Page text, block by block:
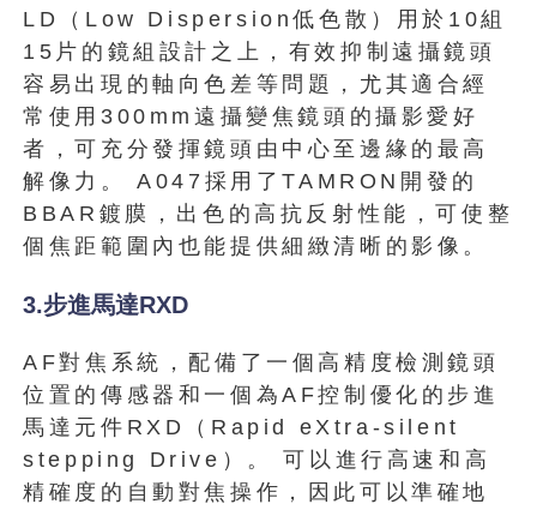
LD（Low Dispersion低色散）用於10組
15片的鏡組設計之上，有效抑制遠攝鏡頭
容易出現的軸向色差等問題，尤其適合經
常使用300mm遠攝變焦鏡頭的攝影愛好
者，可充分發揮鏡頭由中心至邊緣的最高
解像力。 A047採用了TAMRON開發的
BBAR鍍膜，出色的高抗反射性能，可使整
個焦距範圍內也能提供細緻清晰的影像。
3.步進馬達RXD
AF對焦系統，配備了一個高精度檢測鏡頭
位置的傳感器和一個為AF控制優化的步進
馬達元件RXD（Rapid eXtra-silent
stepping Drive）。 可以進行高速和高
精確度的自動對焦操作，因此可以準確地